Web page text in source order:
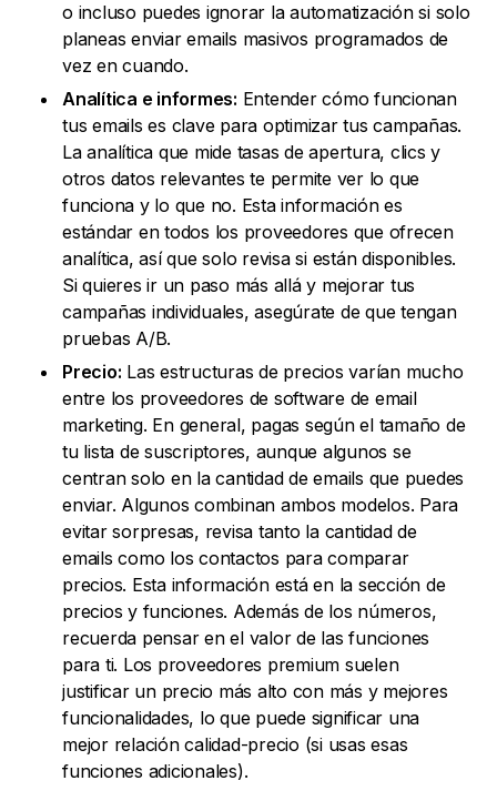
o incluso puedes ignorar la automatización si solo
planeas enviar emails masivos programados de
vez en cuando.
Analítica e informes: Entender cómo funcionan
tus emails es clave para optimizar tus campañas.
La analítica que mide tasas de apertura, clics y
otros datos relevantes te permite ver lo que
funciona y lo que no. Esta información es
estándar en todos los proveedores que ofrecen
analítica, así que solo revisa si están disponibles.
Si quieres ir un paso más allá y mejorar tus
campañas individuales, asegúrate de que tengan
pruebas A/B.
Precio: Las estructuras de precios varían mucho
entre los proveedores de software de email
marketing. En general, pagas según el tamaño de
tu lista de suscriptores, aunque algunos se
centran solo en la cantidad de emails que puedes
enviar. Algunos combinan ambos modelos. Para
evitar sorpresas, revisa tanto la cantidad de
emails como los contactos para comparar
precios. Esta información está en la sección de
precios y funciones. Además de los números,
recuerda pensar en el valor de las funciones
para ti. Los proveedores premium suelen
justificar un precio más alto con más y mejores
funcionalidades, lo que puede significar una
mejor relación calidad-precio (si usas esas
funciones adicionales).